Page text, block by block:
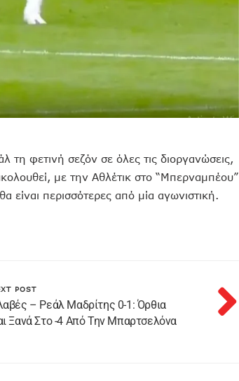
φετινή σεζόν σε όλες τις διοργανώσεις,
με την Αθλέτικ στο “Μπερναμπέου”
είναι περισσότερες από μία αγωνιστική.
POST
– Ρεάλ Μαδρίτης 0-1: Όρθια
Ξανά Στο -4 Από Την Μπαρτσελόνα